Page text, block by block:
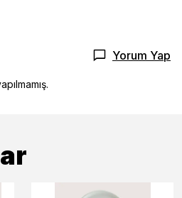
Yorum Yap